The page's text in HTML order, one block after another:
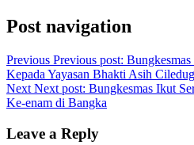
Post navigation
Previous Previous post:
Kepada Yayasan Bhakti Asih Ciledug
Next Next post: Bungkesmas Ikut
Ke-enam di Bangka
Leave a Reply